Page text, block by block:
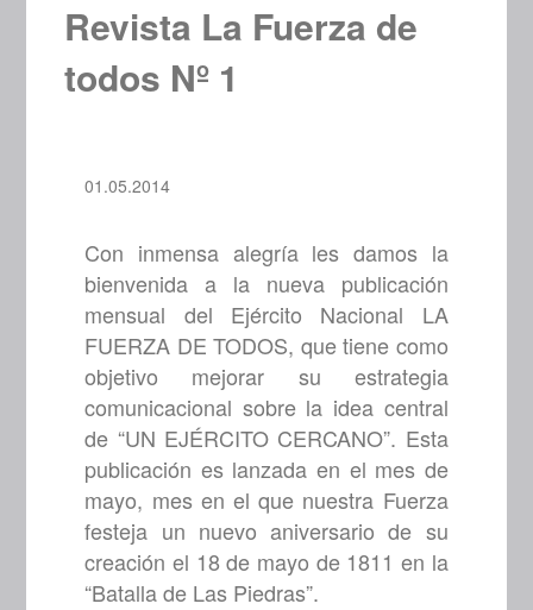
Revista La Fuerza de
todos Nº 1
01.05.2014
Con inmensa alegría les damos la
bienvenida a la nueva publicación
mensual del Ejército Nacional LA
FUERZA DE TODOS, que tiene como
objetivo mejorar su estrategia
comunicacional sobre la idea central
de “UN EJÉRCITO CERCANO”. Esta
publicación es lanzada en el mes de
mayo, mes en el que nuestra Fuerza
festeja un nuevo aniversario de su
creación el 18 de mayo de 1811 en la
“Batalla de Las Piedras”.